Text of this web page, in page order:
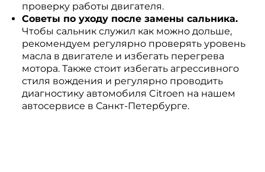
проверку работы двигателя.
Советы по уходу после замены сальника.
Чтобы сальник служил как можно дольше,
рекомендуем регулярно проверять уровень
масла в двигателе и избегать перегрева
мотора. Также стоит избегать агрессивного
стиля вождения и регулярно проводить
диагностику автомобиля Citroen на нашем
автосервисе в Санкт-Петербурге.